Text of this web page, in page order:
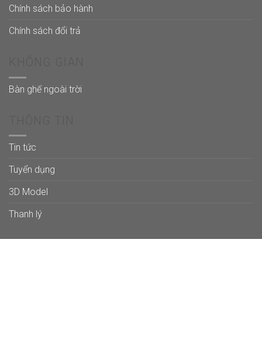
Chính sách bảo hành
Chính sách đổi trả
Bàn ghế ngoài trời
Tin tức
Tuyển dụng
3D Model
Thanh lý